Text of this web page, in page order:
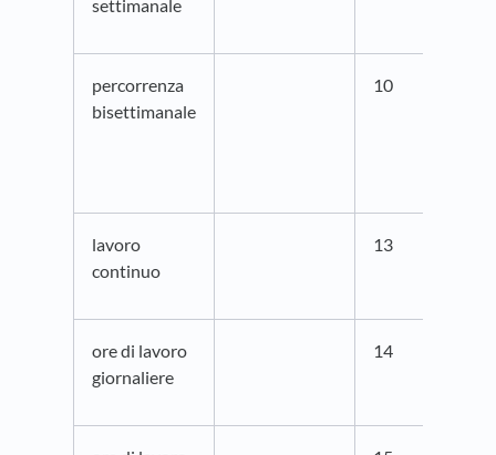
settimanale
percorrenza
bisettimanale
10
lavoro
continuo
13
ore di lavoro
giornaliere
14